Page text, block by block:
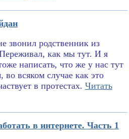
звонил родственник из
как мы тут. И я
написать, что же у нас тут
во всяком случае как это
в протестах. Читать
в интернете. Часть 1